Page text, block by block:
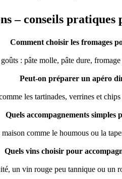
– conseils
Comment choisir les fromages
: pâte molle, pâte dure,
Peut-on préparer un apéro
les tartinades, verrines et
Quels accompagnements
comme le houmous ou la
Quels vins choisir pour
un vin rouge peu tannique ou un